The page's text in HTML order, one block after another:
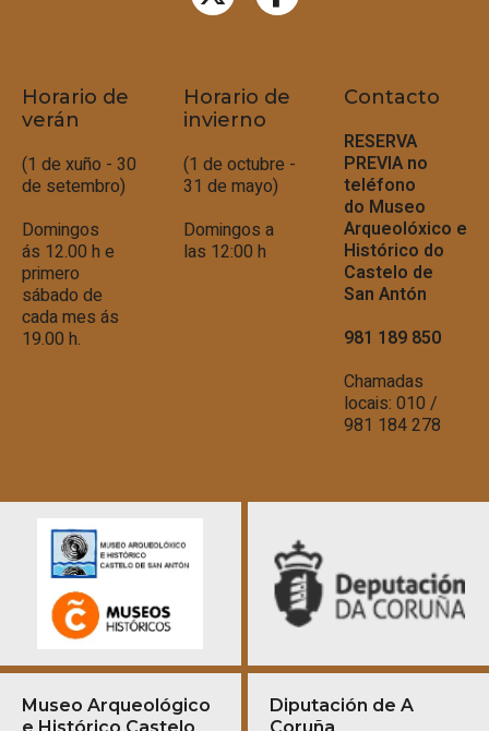
Horario de
verán
(1 de xuño - 30
de setembro)
Domingos
ás 12.00 h e
primero
sábado de
cada mes ás
19.00 h.
Horario de
invierno
(1 de octubre -
31 de mayo)
Domingos a
las 12:00 h
Contacto
RESERVA
PREVIA no
teléfono
do Museo
Arqueolóxico e
Histórico do
Castelo de
San Antón
981 189 850
Chamadas
locais: 010 /
981 184 278
Museo Arqueológico
e Histórico Castelo
Diputación de A
Coruña